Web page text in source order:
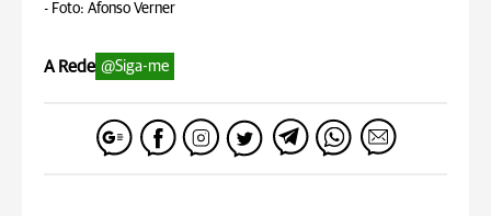
- Foto: Afonso Verner
A Rede @Siga-me